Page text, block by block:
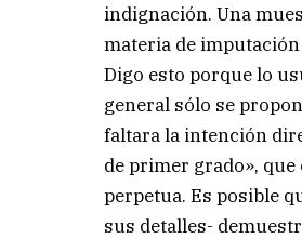
indignación. Una
materia de
Digo esto porque lo
general sólo se
faltara la intención
de primer grado»,
perpetua. Es posible
sus detalles-